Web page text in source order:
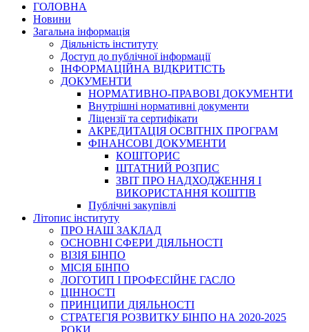
ГОЛОВНА
Новини
Загальна інформація
Діяльність інституту
Доступ до публічної інформації
ІНФОРМАЦІЙНА ВІДКРИТІСТЬ
ДОКУМЕНТИ
НОРМАТИВНО-ПРАВОВІ ДОКУМЕНТИ
Внутрішні нормативні документи
Ліцензії та сертифікати
АКРЕДИТАЦІЯ ОСВІТНІХ ПРОГРАМ
ФІНАНСОВІ ДОКУМЕНТИ
КОШТОРИС
ШТАТНИЙ РОЗПИС
ЗВІТ ПРО НАДХОДЖЕННЯ І
ВИКОРИСТАННЯ КОШТІВ
Публічні закупівлі
Літопис інституту
ПРО НАШ ЗАКЛАД
ОСНОВНІ СФЕРИ ДІЯЛЬНОСТІ
ВІЗІЯ БІНПО
МІСІЯ БІНПО
ЛОГОТИП І ПРОФЕСІЙНЕ ГАСЛО
ЦІННОСТІ
ПРИНЦИПИ ДІЯЛЬНОСТІ
СТРАТЕГІЯ РОЗВИТКУ БІНПО НА 2020-2025
РОКИ